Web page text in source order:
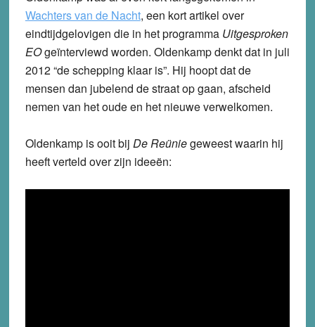
Wachters van de Nacht, een kort artikel over
eindtijdgelovigen die in het programma Uitgesproken
EOgeïnterviewd worden. Oldenkamp denkt dat in juli
2012 “de schepping klaar is”. Hij hoopt dat de
mensen dan jubelend de straat op gaan, afscheid
nemen van het oude en het nieuwe verwelkomen.
Oldenkamp is ooit bij De Reüniegeweest waarin hij
heeft verteld over zijn ideeën: